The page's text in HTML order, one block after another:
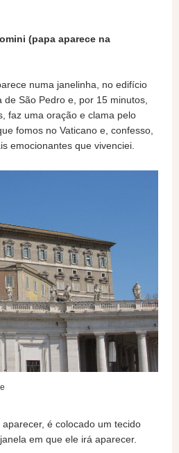
(papa aparece na
numa janelinha, no edifício
São Pedro e, por 15 minutos,
faz uma oração e clama pelo
fomos no Vaticano e, confesso,
emocionantes que vivenciei.
é colocado um tecido
em que ele irá aparecer.